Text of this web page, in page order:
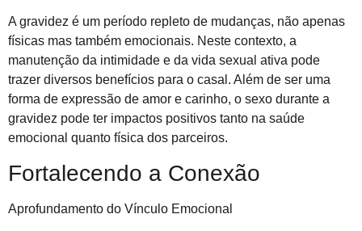
A gravidez é um período repleto de mudanças, não apenas
físicas mas também emocionais. Neste contexto, a
manutenção da intimidade e da vida sexual ativa pode
trazer diversos benefícios para o casal. Além de ser uma
forma de expressão de amor e carinho, o sexo durante a
gravidez pode ter impactos positivos tanto na saúde
emocional quanto física dos parceiros.
Fortalecendo a Conexão
Aprofundamento do Vínculo Emocional